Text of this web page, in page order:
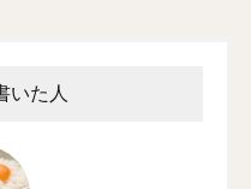
いた人